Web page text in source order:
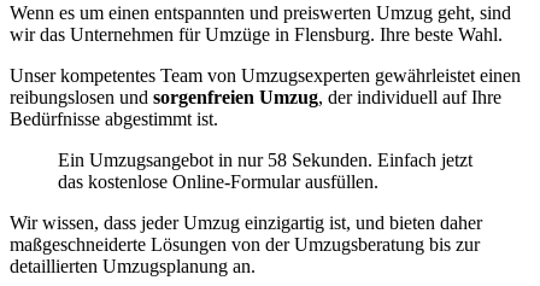
Wenn es um einen entspannten und preiswerten Umzug geht, sind
wir das Unternehmen für Umzüge in Flensburg. Ihre beste Wahl.
Unser kompetentes Team von Umzugsexperten gewährleistet einen
reibungslosen und sorgenfreien Umzug, der individuell auf Ihre
Bedürfnisse abgestimmt ist.
Ein Umzugsangebot in nur 58 Sekunden. Einfach jetzt
das kostenlose Online-Formular ausfüllen.
Wir wissen, dass jeder Umzug einzigartig ist, und bieten daher
maßgeschneiderte Lösungen von der Umzugsberatung bis zur
detaillierten Umzugsplanung an.